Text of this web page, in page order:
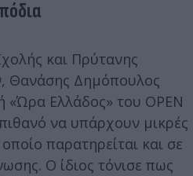
και Πρύτανης
Θανάσης Δημόπουλος
«Ώρα Ελλάδος» του OPEΝ
να υπάρχουν μικρές
παρατηρείται και σε
Ο ίδιος τόνισε πως